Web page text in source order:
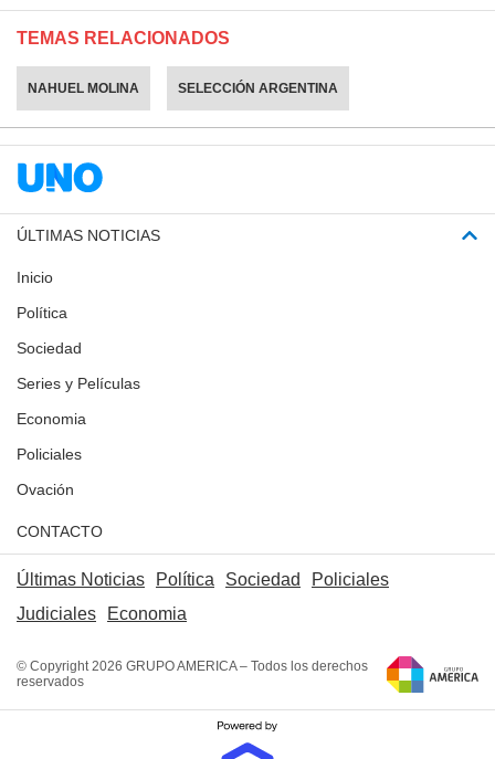
TEMAS RELACIONADOS
NAHUEL MOLINA SELECCIÓN ARGENTINA
ÚLTIMAS NOTICIAS
Inicio
Política
Sociedad
Series y Películas
Economia
Policiales
Ovación
CONTACTO
Últimas Noticias Política Sociedad
Policiales
Judiciales
Economia
© Copyright 2026 GRUPO AMERICA – Todos los derechos
reservados